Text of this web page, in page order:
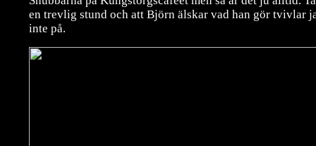
en trevlig stund och att Björn älskar vad han gör tvivlar
inte på.